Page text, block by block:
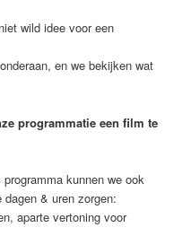
wild idee voor een
en we bekijken wat
programmatie een film te
kunnen we ook
& uren zorgen:
aparte vertoning voor